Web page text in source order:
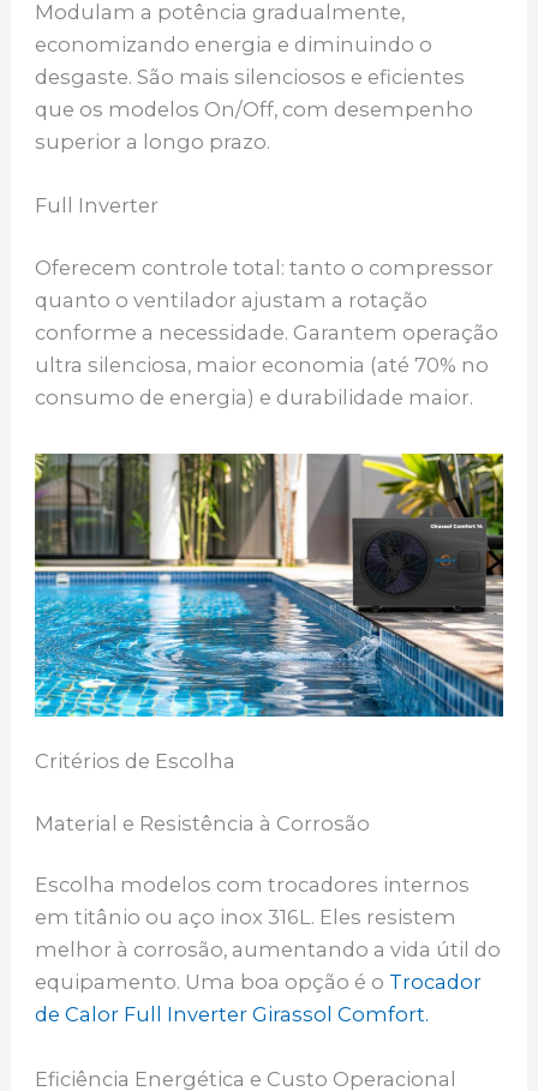
Modulam a potência gradualmente,
economizando energia e diminuindo o
desgaste. São mais silenciosos e eficientes
que os modelos On/Off, com desempenho
superior a longo prazo.
Full Inverter
Oferecem controle total: tanto o compressor
quanto o ventilador ajustam a rotação
conforme a necessidade. Garantem operação
ultra silenciosa, maior economia (até 70% no
consumo de energia) e durabilidade maior.
Critérios de Escolha
Material e Resistência à Corrosão
Escolha modelos com trocadores internos
em titânio ou aço inox 316L. Eles resistem
melhor à corrosão, aumentando a vida útil do
equipamento. Uma boa opção é o Trocador
de Calor Full Inverter Girassol Comfort.
Eficiência Energética e Custo Operacional